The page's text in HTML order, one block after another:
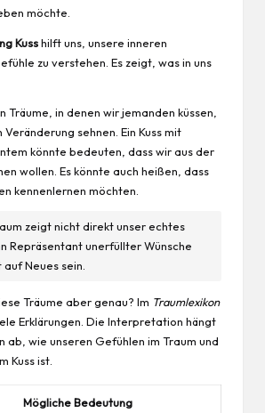
möchte.
Kusshilft uns, unsere inneren
zu verstehen. Es zeigt, was in uns
Träume, in denen wir jemanden küssen,
Veränderung sehnen. Ein Kuss mit
könnte bedeuten, dass wir aus der
wollen. Es könnte auch heißen, dass
kennenlernen möchten.
zeigt nicht direkt unser echtes
Repräsentant unerfüllter Wünsche
Neues sein.
Träume aber genau? Im Traumlexikon
Erklärungen. Die Interpretation hängt
ab, wie unseren Gefühlen im Traum und
Kuss ist.
Mögliche Bedeutung